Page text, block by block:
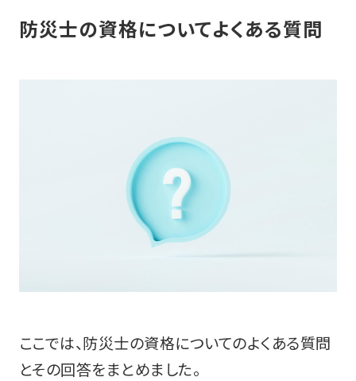
防災士の資格についてよくある質問
ここでは、防災士の資格についてのよくある質問
とその回答をまとめました。